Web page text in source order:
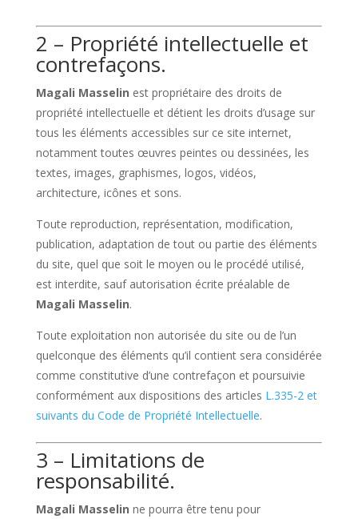
2 – Propriété intellectuelle et
contrefaçons.
Magali Masselin est propriétaire des droits de
propriété intellectuelle et détient les droits d’usage sur
tous les éléments accessibles sur ce site internet,
notamment toutes œuvres peintes ou dessinées, les
textes, images, graphismes, logos, vidéos,
architecture, icônes et sons.
Toute reproduction, représentation, modification,
publication, adaptation de tout ou partie des éléments
du site, quel que soit le moyen ou le procédé utilisé,
est interdite, sauf autorisation écrite préalable de
Magali Masselin.
Toute exploitation non autorisée du site ou de l’un
quelconque des éléments qu’il contient sera considérée
comme constitutive d’une contrefaçon et poursuivie
conformément aux dispositions des articles L.335-2 et
suivants du Code de Propriété Intellectuelle.
3 – Limitations de
responsabilité.
Magali Masselin ne pourra être tenu pour